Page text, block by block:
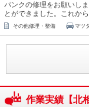
パンクの修理をお願いし
とができました。これか
その他修理・整備 マツ
作業実績【北